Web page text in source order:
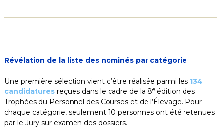
Révélation de la liste des nominés par catégorie
Une première sélection vient d’être réalisée parmi les 134
candidaturesreçues dans le cadre de la 8e édition des
Trophées du Personnel des Courses et de l’Élevage. Pour
chaque catégorie, seulement 10 personnes ont été retenues
par le Jury sur examen des dossiers.